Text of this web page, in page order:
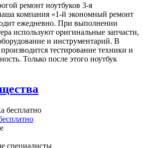
ремонт ноутбуков 3-я
компания «1-й экономный ремонт
ежедневно. При выполнении
используют оригинальные запчасти,
и инструментарий. В
тестирование техники и
Только после этого ноутбук